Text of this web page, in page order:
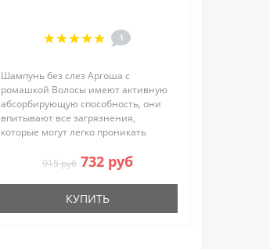
1
Шампунь без слез Аргоша с
ромашкой Волосы имеют активную
абсорбирующую способность, они
впитывают все загрязнения,
которые могут легко проникать
функции которой снижены. В
условиях города голову ребёнку
надо обязател..
915 руб 732 руб
КУПИТЬ